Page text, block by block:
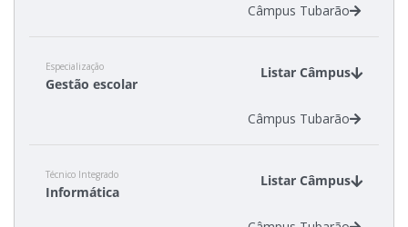
Câmpus Tubarão
Especialização
Gestão escolar
Listar Câmpus
Câmpus Tubarão
Técnico Integrado
Informática
Listar Câmpus